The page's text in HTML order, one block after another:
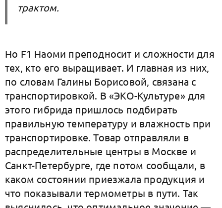
трактом.
Но F1 Наоми преподносит и сложности для
тех, кто его выращивает. И главная из них,
по словам Галины Борисовой, связана с
транспортировкой. В «ЭКО-Культуре» для
этого гибрида пришлось подбирать
правильную температуру и влажность при
транспортировке. Товар отправляли в
распределительные центры в Москве и
Санкт-Петербурге, где потом сообщали, в
каком состоянии приезжала продукция и
что показывали термометры в пути. Так